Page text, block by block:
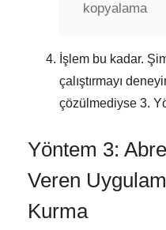
kopyalama
İşlem bu kadar.
çalıştırmayı
çözülmediyse 3.
Yöntem 3:
Veren
Kurma